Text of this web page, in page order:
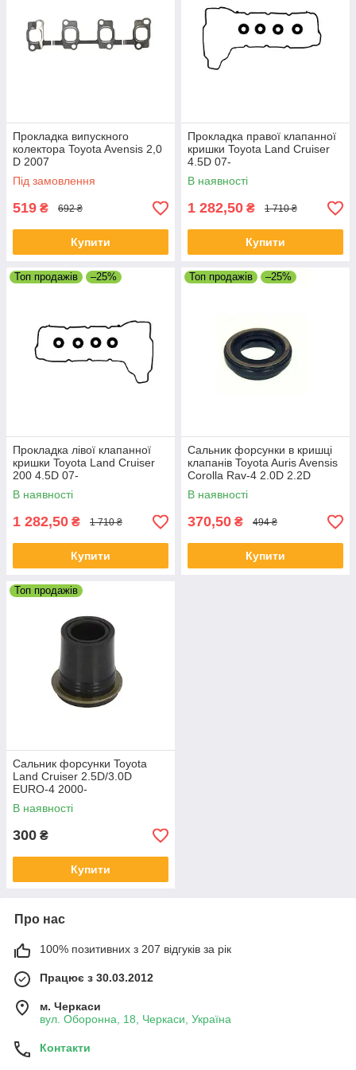
Прокладка випускного
колектора Toyota Avensis 2,0
D 2007
Під замовлення
519 ₴ 692 ₴
Купити
Прокладка правої клапанної
кришки Toyota Land Cruiser
4.5D 07-
В наявності
1 282,50 ₴ 1 710 ₴
Купити
Топ продажів –25%
Прокладка лівої клапанної
кришки Toyota Land Cruiser
200 4.5D 07-
В наявності
1 282,50 ₴ 1 710 ₴
Купити
Топ продажів –25%
Сальник форсунки в кришці
клапанів Toyota Auris Avensis
Corolla Rav-4 2.0D 2.2D
В наявності
370,50 ₴ 494 ₴
Купити
Топ продажів
Сальник форсунки Toyota
Land Cruiser 2.5D/3.0D
EURO-4 2000-
В наявності
300 ₴
Купити
Про нас
100% позитивних з 207 відгуків за рік
Працює з 30.03.2012
м. Черкаси
вул. Оборонна, 18, Черкаси, Україна
Контакти